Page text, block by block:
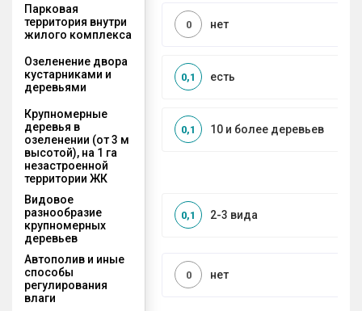
Парковая
территория внутри
жилого комплекса
нет
0
Озеленение двора
кустарниками и
деревьями
есть
0,1
Крупномерные
деревья в
озеленении (от 3 м
высотой), на 1 га
незастроенной
территории ЖК
10 и более деревьев
0,1
Видовое
разнообразие
крупномерных
деревьев
2-3 вида
0,1
Автополив и иные
способы
регулирования
влаги
нет
0